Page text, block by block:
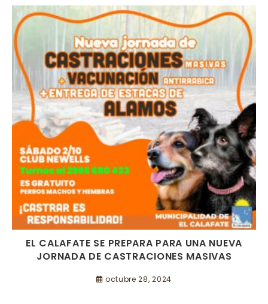
EL CALAFATE SE PREPARA PARA UNA NUEVA
JORNADA DE CASTRACIONES MASIVAS
octubre 28, 2024